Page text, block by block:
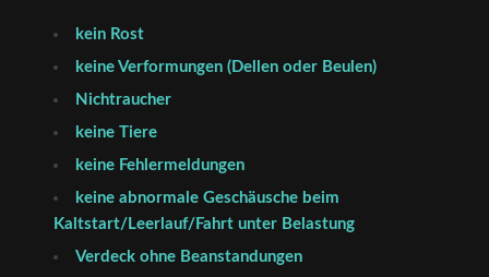
kein Rost
keine Verformungen (Dellen oder Beulen)
Nichtraucher
keine Tiere
keine Fehlermeldungen
keine abnormale Geschäusche beim
Kaltstart/Leerlauf/Fahrt unter Belastung
Verdeck ohne Beanstandungen